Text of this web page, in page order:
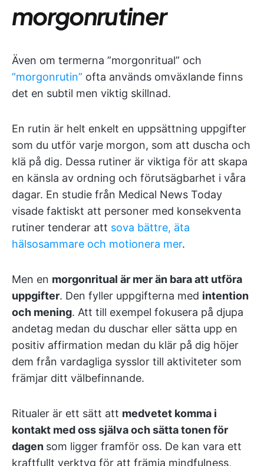
morgonrutiner
Även om termerna ”morgonritual” och
”morgonrutin” ofta används omväxlande finns
det en subtil men viktig skillnad.
En rutin är helt enkelt en uppsättning uppgifter
som du utför varje morgon, som att duscha och
klä på dig. Dessa rutiner är viktiga för att skapa
en känsla av ordning och förutsägbarhet i våra
dagar. En studie från Medical News Today
visade faktiskt att personer med konsekventa
rutiner tenderar att sova bättre, äta
hälsosammare och motionera mer.
Men en morgonritual är mer än bara att utföra
uppgifter. Den fyller uppgifterna med intention
och mening. Att till exempel fokusera på djupa
andetag medan du duschar eller sätta upp en
positiv affirmation medan du klär på dig höjer
dem från vardagliga sysslor till aktiviteter som
främjar ditt välbefinnande.
Ritualer är ett sätt att medvetet komma i
kontakt med oss själva och sätta tonen för
dagen som ligger framför oss. De kan vara ett
kraftfullt verktyg för att främja mindfulness,